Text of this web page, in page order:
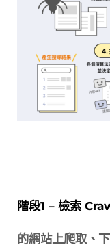
階段1 – 檢索
的網站上爬取、